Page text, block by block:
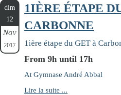
dim
12
Nov
2017
1IÈRE ÉTAPE
CARBONNE
1ière étape du GET à
From 9h until 17h
At Gymnase André Abbal
Lire la suite ...